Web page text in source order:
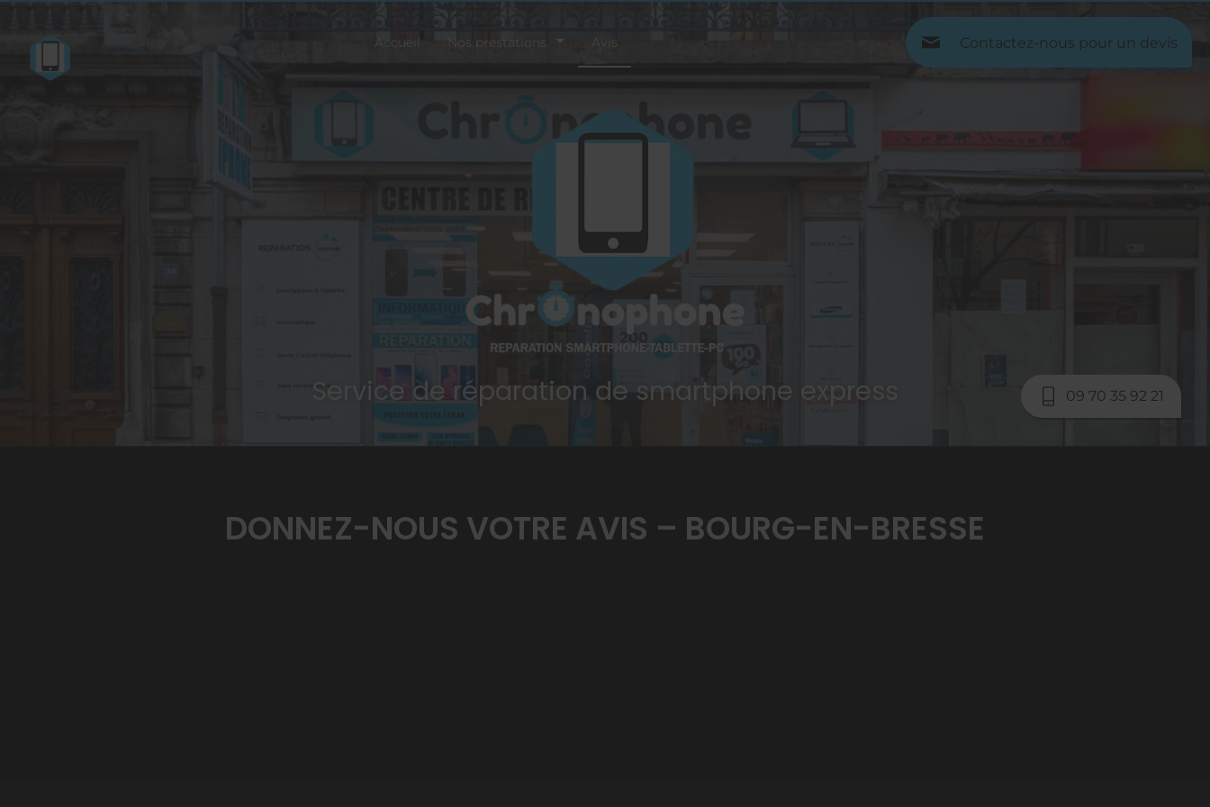
Service de réparation de smartphone express 09 70 35 92 21
Accueil Nos prestations Avis Contactez-nous pour un devis
DONNEZ-NOUS VOTRE AVIS – BOURG-EN-BRESSE